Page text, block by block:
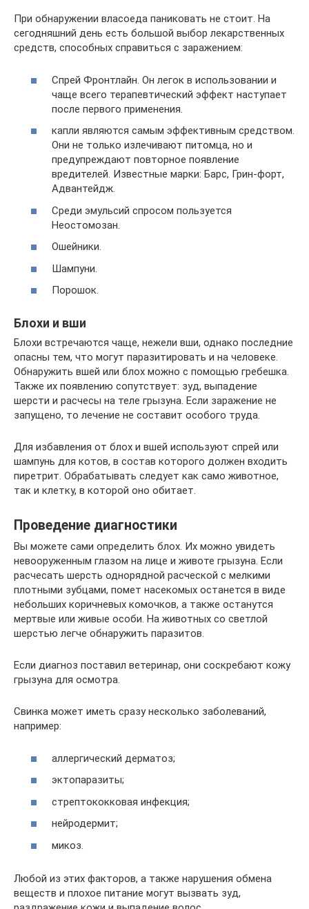
При обнаружении власоеда паниковать не стоит. На
сегодняшний день есть большой выбор лекарственных
средств, способных справиться с заражением:
Спрей Фронтлайн. Он легок в использовании и
чаще всего терапевтический эффект наступает
после первого применения.
капли являются самым эффективным средством.
Они не только излечивают питомца, но и
предупреждают повторное появление
вредителей. Известные марки: Барс, Грин-форт,
Адвантейдж.
Среди эмульсий спросом пользуется
Неостомозан.
Ошейники.
Шампуни.
Порошок.
Блохи и вши
Блохи встречаются чаще, нежели вши, однако последние
опасны тем, что могут паразитировать и на человеке.
Обнаружить вшей или блох можно с помощью гребешка.
Также их появлению сопутствует: зуд, выпадение
шерсти и расчесы на теле грызуна. Если заражение не
запущено, то лечение не составит особого труда.
Для избавления от блох и вшей используют спрей или
шампунь для котов, в состав которого должен входить
пиретрит. Обрабатывать следует как само животное,
так и клетку, в которой оно обитает.
Проведение диагностики
Вы можете сами определить блох. Их можно увидеть
невооруженным глазом на лице и животе грызуна. Если
расчесать шерсть однорядной расческой с мелкими
плотными зубцами, помет насекомых останется в виде
небольших коричневых комочков, а также останутся
мертвые или живые особи. На животных со светлой
шерстью легче обнаружить паразитов.
Если диагноз поставил ветеринар, они соскребают кожу
грызуна для осмотра.
Свинка может иметь сразу несколько заболеваний,
например:
аллергический дерматоз;
эктопаразиты;
стрептококковая инфекция;
нейродермит;
микоз.
Любой из этих факторов, а также нарушения обмена
веществ и плохое питание могут вызвать зуд,